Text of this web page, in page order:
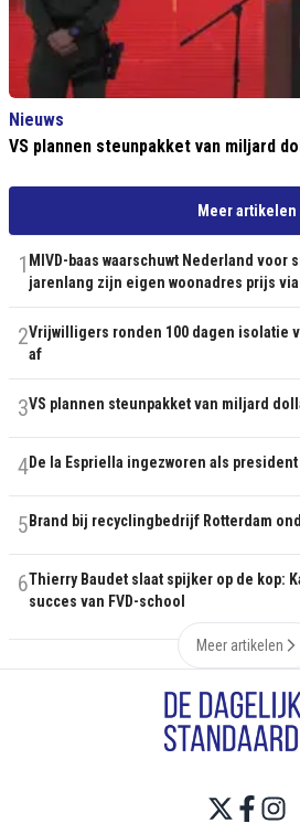
Nieuws
VS plannen steunpakket van miljard
Meer artikelen
1 MIVD-baas waarschuwt Nederland voor
jarenlang zijn eigen woonadres prijs via
2Vrijwilligers ronden 100 dagen isolatie
af
3VS plannen steunpakket van miljard
4De la Espriella ingezworen als
5 Brand bij recyclingbedrijf Rotterdam
6Thierry Baudet slaat spijker op de kop:
succes van FVD-school
Meer artikelen